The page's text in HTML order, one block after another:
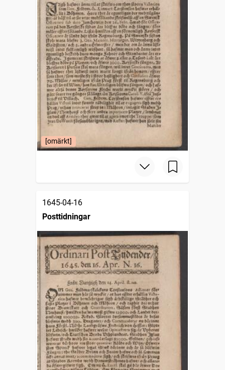
[omärkt]
1645-04-16
Posttidningar